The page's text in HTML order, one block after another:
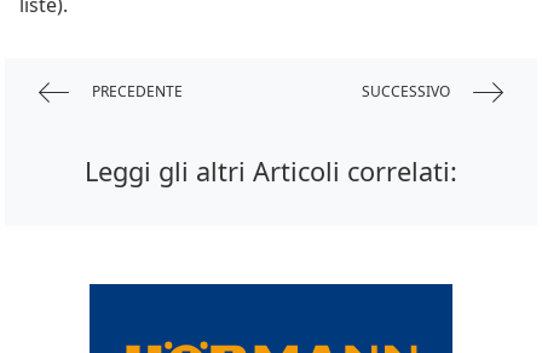
liste).
PRECEDENTE SUCCESSIVO
Leggi gli altri Articoli correlati: